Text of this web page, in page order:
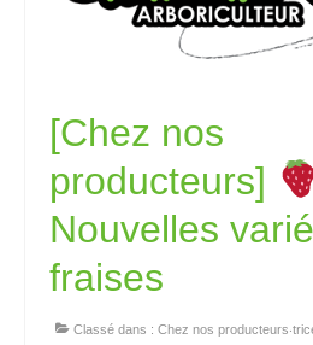
[Chez nos
producteurs]
Nouvelles
fraises
Classé dans : Chez nos